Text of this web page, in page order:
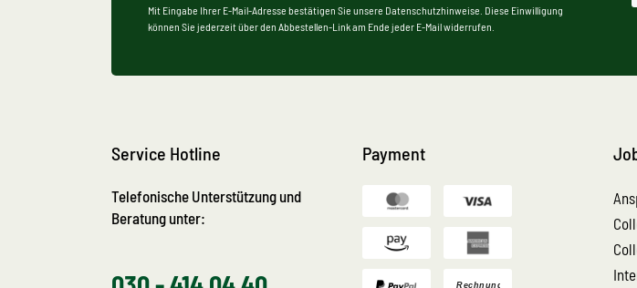
Mit Eingabe Ihrer E-Mail-Adresse bestätigen Sie unsere Datenschutzhinweise. Diese Einwilligung
können Sie jederzeit über den Abbestellen-Link am Ende jeder E-Mail widerrufen.
Service Hotline
Telefonische Unterstützung und
Beratung unter:
Payment